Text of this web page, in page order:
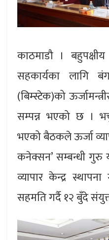
काठमाडौ ।
सहकार्यका लागि
(बिम्स्टेक)को
सम्पन्न भएको छ ।
भएको बैठकले ऊर्जा
कनेक्सन’ सम्बन्धी गुरु
व्यापार केन्द्र
सहमति गर्दै १२ बुँदे